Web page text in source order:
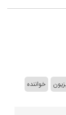
خواننده